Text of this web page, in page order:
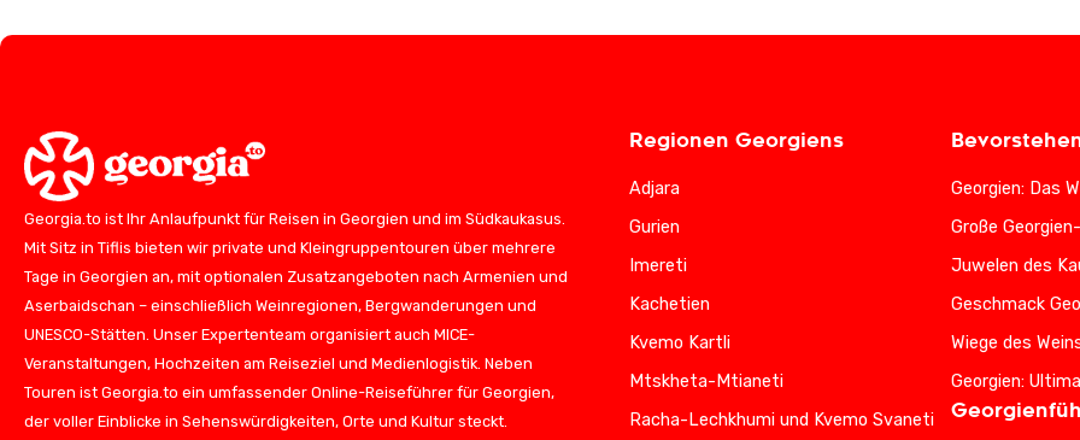
Georgia.to ist Ihr Anlaufpunkt für Reisen in Georgien und im Südkaukasus.
Mit Sitz in Tiflis bieten wir private und Kleingruppentouren über mehrere
Tage in Georgien an, mit optionalen Zusatzangeboten nach Armenien und
Aserbaidschan – einschließlich Weinregionen, Bergwanderungen und
UNESCO-Stätten. Unser Expertenteam organisiert auch MICE-
Veranstaltungen, Hochzeiten am Reiseziel und Medienlogistik. Neben
Touren ist Georgia.to ein umfassender Online-Reiseführer für Georgien,
der voller Einblicke in Sehenswürdigkeiten, Orte und Kultur steckt.
Regionen Georgiens
Adjara
Gurien
Imereti
Kachetien
Kvemo Kartli
Mtskheta-Mtianeti
Racha-Lechkhumi und Kvemo Svaneti
Georgien: Das
Große
Juwelen des
Geschmack
Wiege des
Georgien: